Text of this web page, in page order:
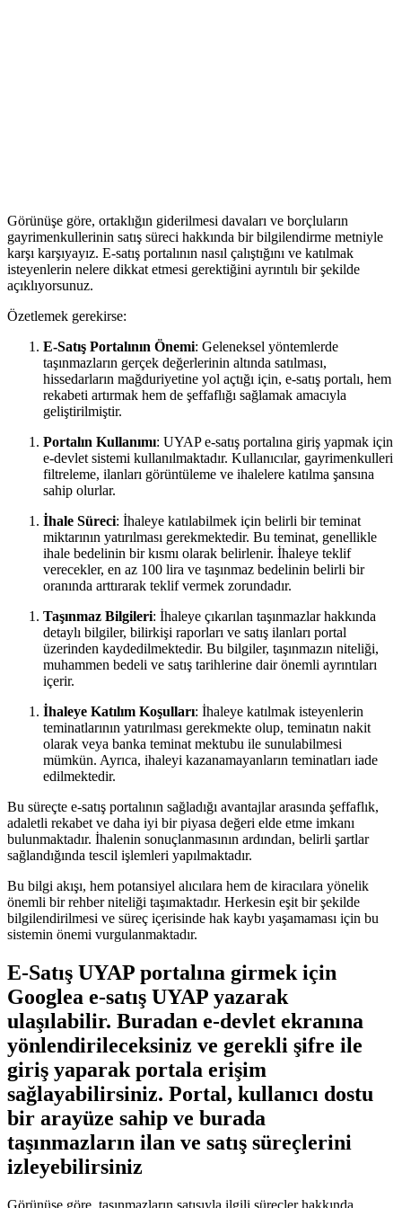
Görünüşe göre, ortaklığın giderilmesi davaları ve borçluların⁤
gayrimenkullerinin satış süreci hakkında bir bilgilendirme metniyle
karşı karşıyayız. E-satış portalının nasıl çalıştığını ve katılmak
isteyenlerin nelere dikkat etmesi gerektiğini‍ ayrıntılı bir şekilde
açıklıyorsunuz.
Özetlemek gerekirse:
E-Satış Portalının⁣ Önemi: Geleneksel ⁤yöntemlerde
taşınmazların‍ gerçek değerlerinin altında satılması,
hissedarların mağduriyetine yol açtığı için, e-satış portalı, hem
rekabeti artırmak hem de şeffaflığı sağlamak amacıyla
geliştirilmiştir.
Portalın ​Kullanımı: UYAP ⁤e-satış portalına giriş yapmak için
e-devlet sistemi kullanılmaktadır. Kullanıcılar, gayrimenkulleri
filtreleme, ilanları görüntüleme ve ihalelere katılma şansına
sahip olurlar.
İhale⁢ Süreci: İhaleye katılabilmek‍ için belirli bir‍ teminat
miktarının ⁤yatırılması⁤ gerekmektedir. Bu teminat,‌ genellikle
ihale bedelinin bir kısmı olarak belirlenir. İhaleye teklif
verecekler, en az 100 lira ve taşınmaz bedelinin belirli bir
oranında ​arttırarak teklif vermek zorundadır.
Taşınmaz Bilgileri: İhaleye çıkarılan taşınmazlar hakkında
detaylı bilgiler, bilirkişi raporları ve satış ilanları portal
üzerinden kaydedilmektedir. Bu bilgiler, taşınmazın niteliği,​
muhammen bedeli ve satış tarihlerine dair önemli ayrıntıları⁢
içerir.
İhaleye ⁢Katılım ‌Koşulları: İhaleye katılmak isteyenlerin
teminatlarının yatırılması gerekmekte olup, teminatın nakit
‌olarak ‍veya banka ⁣teminat mektubu ile sunulabilmesi⁣
mümkün. Ayrıca, ihaleyi kazanamayanların⁣ teminatları iade
edilmektedir.
Bu süreçte e-satış portalının sağladığı avantajlar arasında şeffaflık,
adaletli rekabet ve daha iyi bir piyasa değeri elde etme imkanı
bulunmaktadır. İhalenin sonuçlanmasının ardından, belirli şartlar
sağlandığında tescil ⁣işlemleri yapılmaktadır.
Bu bilgi akışı, hem⁢ potansiyel ‍alıcılara hem de kiracılara yönelik
önemli bir rehber niteliği taşımaktadır.⁤ Herkesin eşit bir şekilde ​
bilgilendirilmesi ve süreç⁤ içerisinde hak kaybı yaşamaması için bu
sistemin önemi vurgulanmaktadır.
E-Satış UYAP portalına ⁢girmek‍ için
Googlea e-satış UYAP yazarak
ulaşılabilir. ⁣Buradan⁤ e-devlet ekranına
yönlendirileceksiniz ve gerekli şifre ile
giriş yaparak ⁢portala erişim
sağlayabilirsiniz. ⁤Portal,‍ kullanıcı dostu
bir arayüze sahip⁤ ve burada
taşınmazların ilan ve satış süreçlerini
izleyebilirsiniz